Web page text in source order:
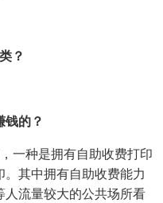
？
钱的？
一种是拥有自助收费打印
其中拥有自助收费能力
流量较大的公共场所看